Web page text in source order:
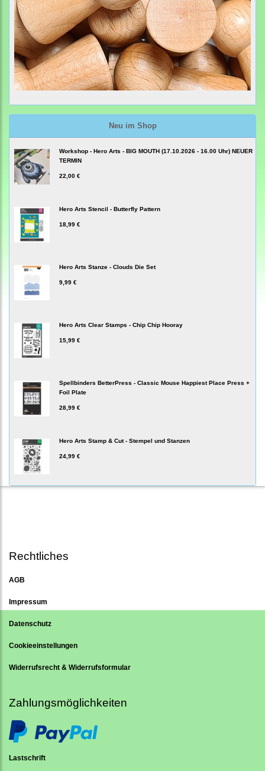
Neu im Shop
Workshop - Hero Arts - BIG MOUTH (17.10.2026 - 16.00 Uhr) NEUER
TERMIN
22,00 €
Hero Arts Stencil - Butterfly Pattern
18,99 €
Hero Arts Stanze - Clouds Die Set
9,99 €
Hero Arts Clear Stamps - Chip Chip Hooray
15,99 €
Spellbinders BetterPress - Classic Mouse Happiest Place Press +
Foil Plate
28,99 €
Hero Arts Stamp & Cut - Stempel und Stanzen
24,99 €
Rechtliches
AGB
Impressum
Datenschutz
Cookieeinstellungen
Widerrufsrecht & Widerrufsformular
Zahlungsmöglichkeiten
Lastschrift